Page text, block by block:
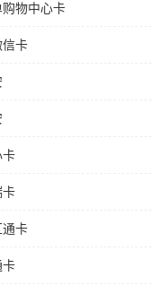
物中心卡
信卡
卡
卡
通卡
卡